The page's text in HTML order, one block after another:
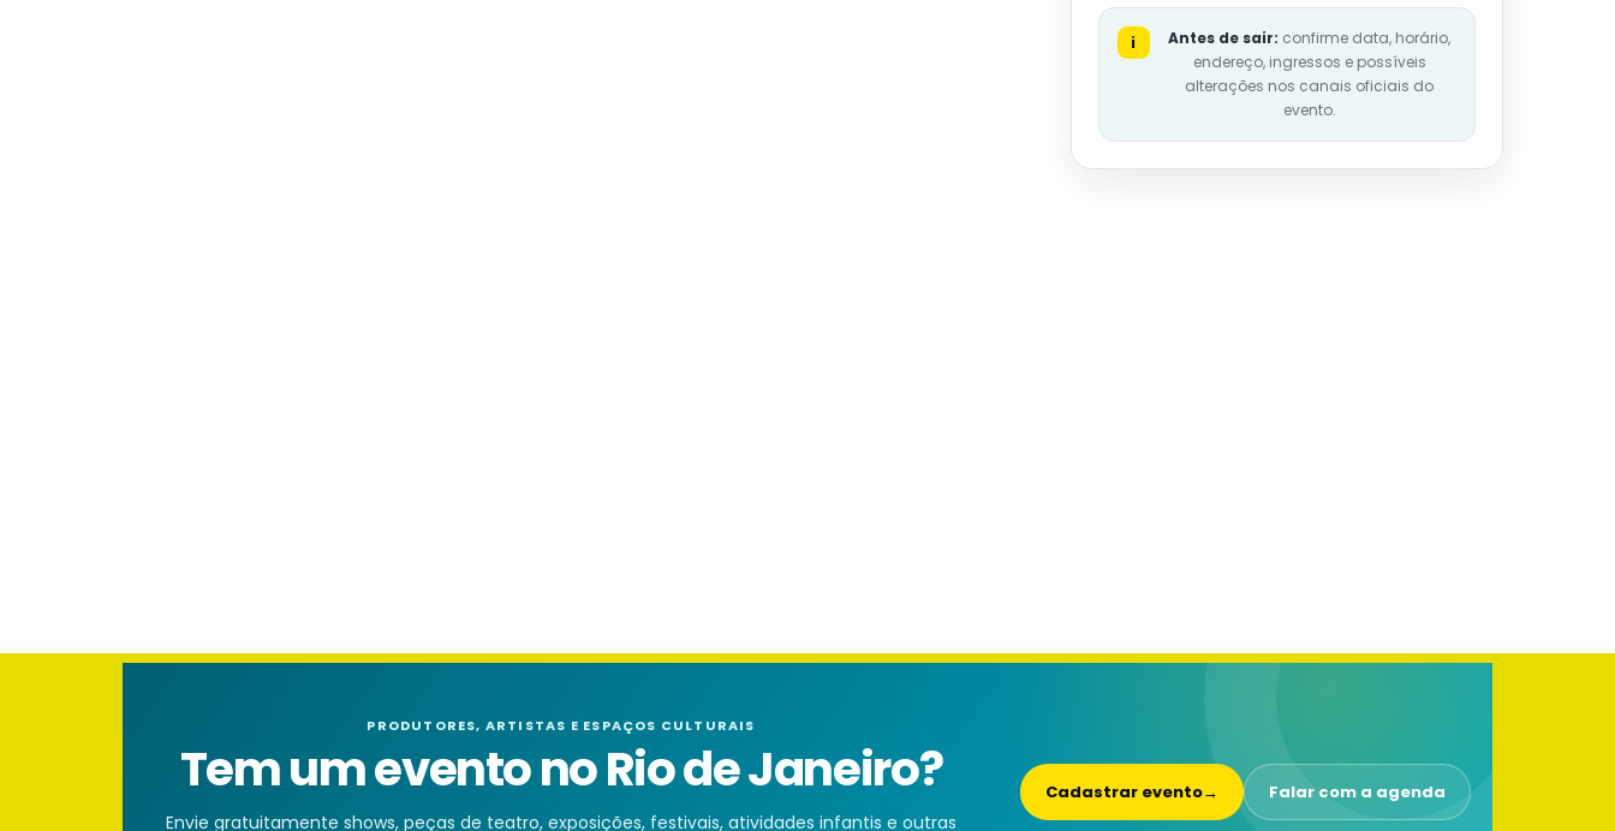
i Antes de sair: confirme data, horário,
endereço, ingressos e possíveis
alterações nos canais oficiais do
evento.
PRODUTORES, ARTISTAS E ESPAÇOS CULTURAIS
Tem um evento no Rio de Janeiro?
Envie gratuitamente shows, peças de teatro, exposições, festivais, atividades infantis e outras
Cadastrar evento→ Falar com a agenda